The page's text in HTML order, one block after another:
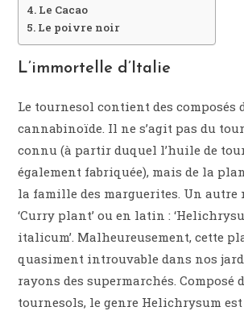
Le Cacao
Le poivre noir
L’immortelle d’Italie
Le tournesol contient des composés
cannabinoïde. Il ne s’agit pas du
connu (à partir duquel l’huile de
également fabriquée), mais de la
la famille des marguerites. Un autre
‘Curry plant’ ou en latin :
italicum’. Malheureusement, cette
quasiment introuvable dans nos
rayons des supermarchés. Composé
tournesols, le genre Helichrysum